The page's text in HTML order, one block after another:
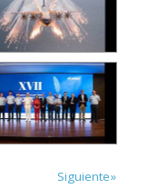
Siguiente»